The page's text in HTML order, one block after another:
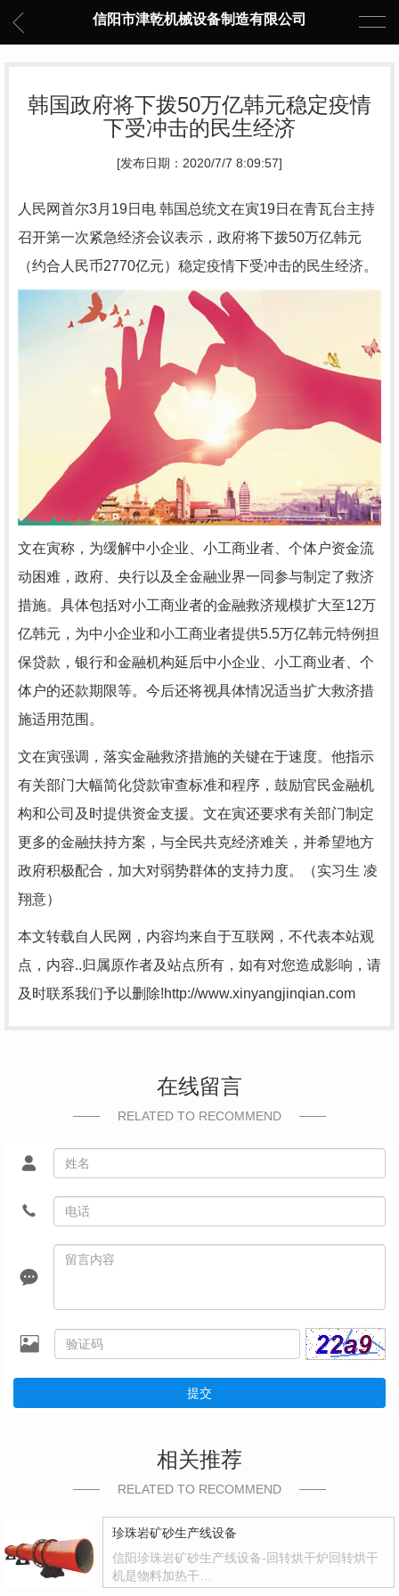
信阳市津乾机械设备制造有限公司
韩国政府将下拨50万亿韩元稳定疫情
下受冲击的民生经济
[发布日期：2020/7/7 8:09:57]
人民网首尔3月19日电 韩国总统文在寅19日在青瓦台主持
召开第一次紧急经济会议表示，政府将下拨50万亿韩元
（约合人民币2770亿元）稳定疫情下受冲击的民生经济。
文在寅称，为缓解中小企业、小工商业者、个体户资金流
动困难，政府、央行以及全金融业界一同参与制定了救济
措施。具体包括对小工商业者的金融救济规模扩大至12万
亿韩元，为中小企业和小工商业者提供5.5万亿韩元特例担
保贷款，银行和金融机构延后中小企业、小工商业者、个
体户的还款期限等。今后还将视具体情况适当扩大救济措
施适用范围。
文在寅强调，落实金融救济措施的关键在于速度。他指示
有关部门大幅简化贷款审查标准和程序，鼓励官民金融机
构和公司及时提供资金支援。文在寅还要求有关部门制定
更多的金融扶持方案，与全民共克经济难关，并希望地方
政府积极配合，加大对弱势群体的支持力度。（实习生 凌
翔意）
本文转载自人民网，内容均来自于互联网，不代表本站观
点，内容..归属原作者及站点所有，如有对您造成影响，请
及时联系我们予以删除!http://www.xinyangjinqian.com
在线留言
RELATED TO RECOMMEND
提交
相关推荐
RELATED TO RECOMMEND
珍珠岩矿砂生产线设备
信阳珍珠岩矿砂生产线设备-回转烘干炉回转烘干
机是物料加热干…